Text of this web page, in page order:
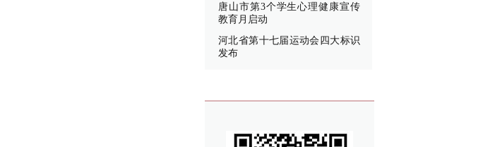
唐山市第3个学生心理健康宣传
教育月启动
河北省第十七届运动会四大标识
发布